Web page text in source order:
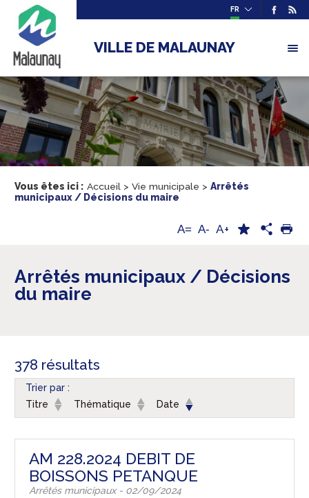
FR
VILLE DE MALAUNAY
Vous êtes ici : Accueil > Vie municipale > Arrêtés
municipaux / Décisions du maire
A= A- A+
Arrêtés municipaux / Décisions
du maire
378 résultats
Trier par :
Titre
Thématique Date
AM 228.2024 DEBIT DE
BOISSONS PETANQUE
Arrêtés municipaux - 02/09/2024